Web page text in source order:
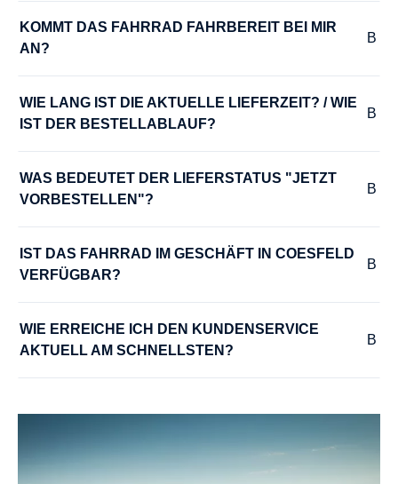
MODELLJAHR :
18"
Aluminium
RAHMENGRÖSSE :
RÜCKTRITTBREMSE :
KOMMT DAS FAHRRAD FAHRBEREIT BEI MIR
AN?
WIE LANG IST DIE AKTUELLE LIEFERZEIT? / WIE
IST DER BESTELLABLAUF?
WAS BEDEUTET DER LIEFERSTATUS "JETZT
VORBESTELLEN"?
IST DAS FAHRRAD IM GESCHÄFT IN COESFELD
VERFÜGBAR?
WIE ERREICHE ICH DEN KUNDENSERVICE
AKTUELL AM SCHNELLSTEN?